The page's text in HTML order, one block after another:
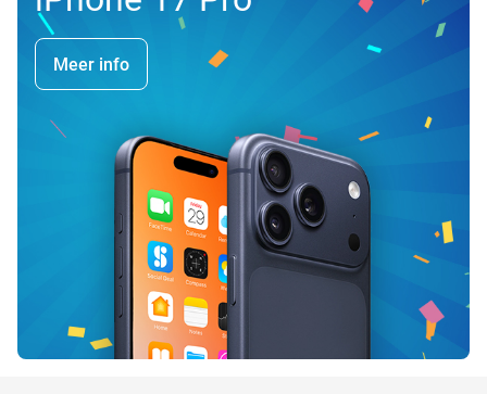
Meer info